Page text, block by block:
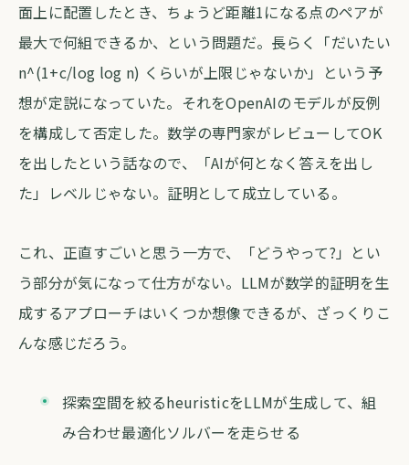
面上に配置したとき、ちょうど距離1になる点のペアが
最大で何組できるか、という問題だ。長らく「だいたい
n^(1+c/log log n) くらいが上限じゃないか」という予
想が定説になっていた。それをOpenAIのモデルが反例
を構成して否定した。数学の専門家がレビューしてOK
を出したという話なので、「AIが何となく答えを出し
た」レベルじゃない。証明として成立している。
これ、正直すごいと思う一方で、「どうやって?」とい
う部分が気になって仕方がない。LLMが数学的証明を生
成するアプローチはいくつか想像できるが、ざっくりこ
んな感じだろう。
探索空間を絞るheuristicをLLMが生成して、組
み合わせ最適化ソルバーを走らせる